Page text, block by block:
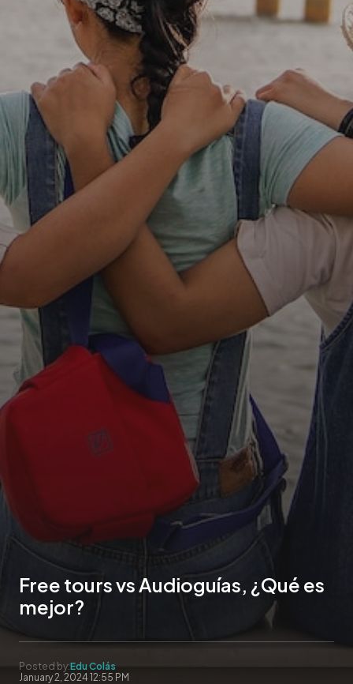
Free tours vs Audioguías, ¿Qué es
mejor?
Posted by:Edu Colás
January 2, 2024 12:55 PM